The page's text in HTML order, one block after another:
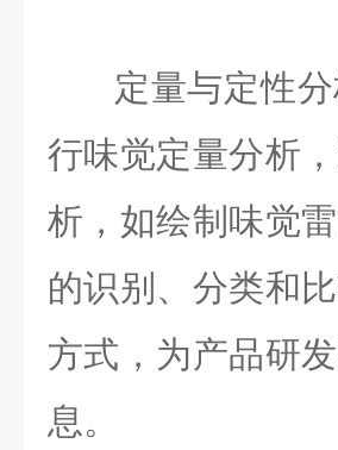
定量与定性
行味觉定量分析
析，如绘制味觉
的识别、分类和
方式，为产品研
息。